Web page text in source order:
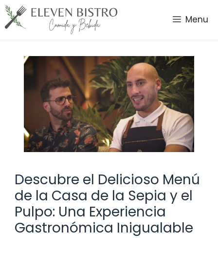
Saltar
al
contenido
Menu
Descubre el Delicioso Menú
de la Casa de la Sepia y el
Pulpo: Una Experiencia
Gastronómica Inigualable